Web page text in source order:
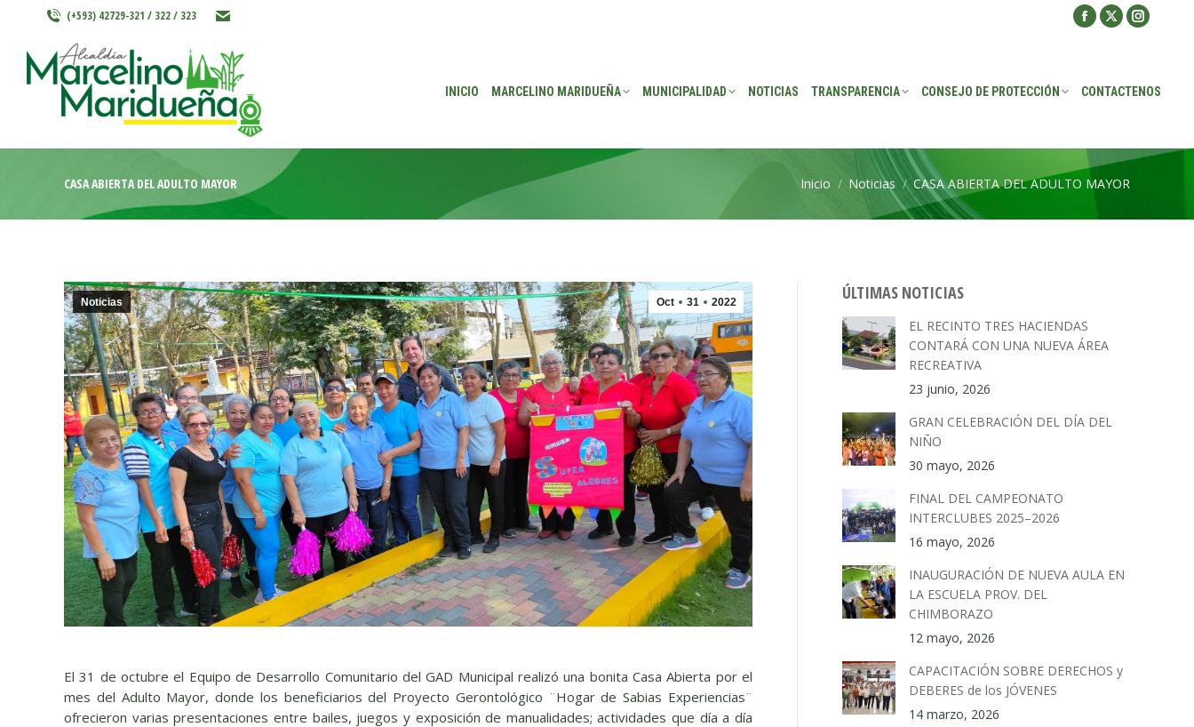
(+593) 42729-321 / 322 / 323
Facebook
in
X
in
in
INICIO MARCELINO MARIDUEÑA MUNICIPALIDAD NOTICIAS TRANSPARENCIA CONSEJO DE PROTECCIÓN CONTACTENOS
CASA ABIERTA DEL ADULTO MAYOR Estás aquí:
Inicio Noticias CASA ABIERTA DEL ADULTO MAYOR
Oct 31 2022
Noticias
El 31 de octubre el Equipo de Desarrollo Comunitario del GAD Municipal realizó una bonita Casa Abierta por el
mes del Adulto Mayor, donde los beneficiarios del Proyecto Gerontológico ¨Hogar de Sabias Experiencias¨
ofrecieron varias presentaciones entre bailes, juegos y exposición de manualidades; actividades que día a día
ÚLTIMAS NOTICIAS
EL RECINTO TRES HACIENDAS
CONTARÁ CON UNA NUEVA ÁREA
RECREATIVA
23 junio, 2026
GRAN CELEBRACIÓN DEL DÍA DEL
NIÑO
30 mayo, 2026
FINAL DEL CAMPEONATO
INTERCLUBES 2025–2026
16 mayo, 2026
INAUGURACIÓN DE NUEVA AULA EN
LA ESCUELA PROV. DEL
CHIMBORAZO
12 mayo, 2026
CAPACITACIÓN SOBRE DERECHOS y
DEBERES de los JÓVENES
14 marzo, 2026